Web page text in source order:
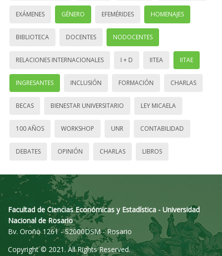
EXÁMENES GÉNERO EFEMÉRIDES HOMENAJES
BIBLIOTECA DOCENTES NODOCENTES
RELACIONES INTERNACIONALES I + D IITEA IITAE
INGRESANTES INCLUSIÓN FORMACIÓN CHARLAS
BECAS BIENESTAR UNIVERSITARIO LEY MICAELA
100 AÑOS WORKSHOP UNR CONTABILIDAD
DEBATES OPINIÓN CHARLAS LIBROS
Facultad de Ciencias Económicas y Estadística - Universidad
Nacional de Rosario
Bv. Oroño 1261 - S2000DSM - Rosario
Copyright © 2021. All Rights Reserved.